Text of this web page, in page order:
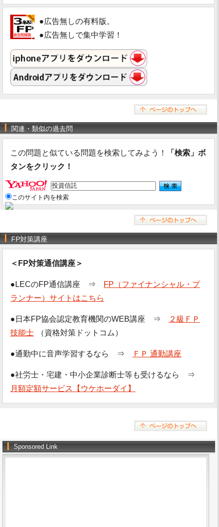
●広告無しの有料版。
●広告無しで集中学習！
関連・類似の過去問
この問題と似ている問題を検索してみよう！
「検索」ボ
タンをクリック！
このサイト内を検索
FP対策講座
＜FP対策通信講座＞
●LECのFP通信講座 ⇒
FP（ファイナンシャル・プ
ランナー）サイトはこちら
●日本FP協会認定教育機関のWEB講座 ⇒
２級ＦＰ
技能士
（資格対策ドットコム）
●通勤中に音声学習するなら ⇒ ＦＰ 通勤講座
●社労士・宅建・中小企業診断士等も受けるなら ⇒
月額定額サービス【ウケホーダイ】
Sponsored Link